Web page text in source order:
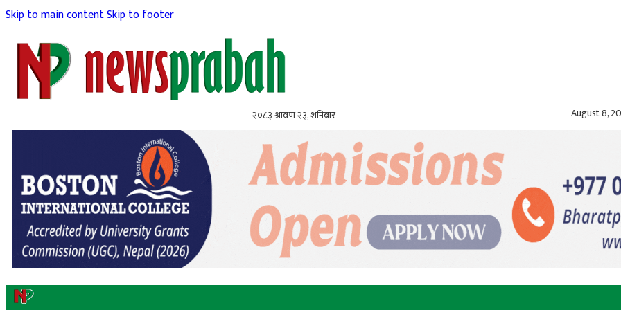
Skip to main contentSkip to footer
२०८३ श्रावण २३, शनिबार August 8,